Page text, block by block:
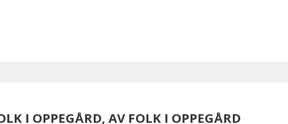
I OPPEGÅRD, AV FOLK I OPPEGÅRD